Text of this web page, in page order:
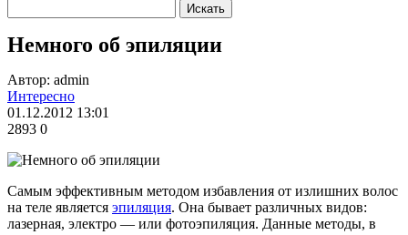
Немного об эпиляции
Автор: admin
Интересно
01.12.2012 13:01
2893 0
Самым эффективным методом избавления от излишних волос
на теле является эпиляция. Она бывает различных видов:
лазерная, электро — или фотоэпиляция. Данные методы, в